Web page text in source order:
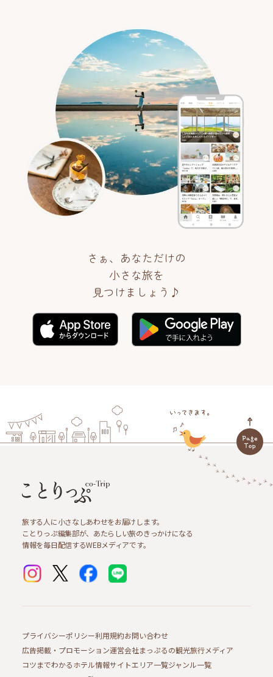
さぁ、あなただけの
小さな旅を
見つけましょう♪
旅する人に小さなしあわせをお届けします。
ことりっぷ編集部が、あたらしい旅のきっかけになる
情報を毎日配信するWEBメディアです。
プライバシーポリシー利用規約お問い合わせ
広告掲載・プロモーション運営会社まっぷるの観光旅行メディア
コツまでわかるホテル情報サイトエリア一覧ジャンル一覧